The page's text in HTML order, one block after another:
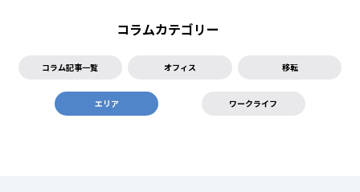
コラムカテゴリー
コラム記事一覧 オフィス 移転
エリア ワークライフ